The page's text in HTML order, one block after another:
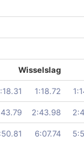
Wisselslag
1:18.72
2:43.98
6:07.74